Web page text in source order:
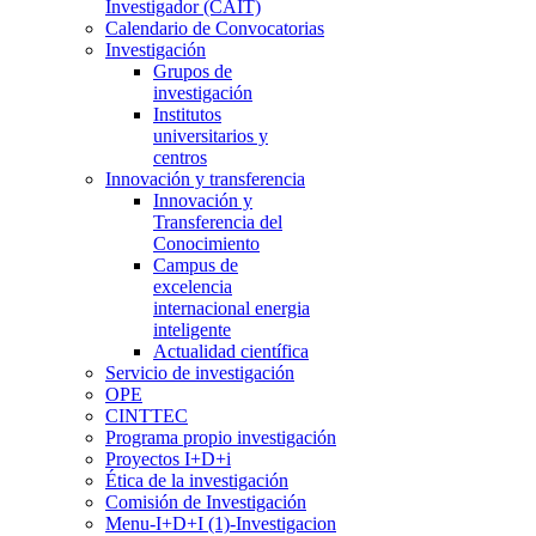
Investigador (CAIT)
Calendario de Convocatorias
Investigación
Grupos de
investigación
Institutos
universitarios y
centros
Innovación y transferencia
Innovación y
Transferencia del
Conocimiento
Campus de
excelencia
internacional energia
inteligente
Actualidad científica
Servicio de investigación
OPE
CINTTEC
Programa propio investigación
Proyectos I+D+i
Ética de la investigación
Comisión de Investigación
Menu-I+D+I (1)-Investigacion